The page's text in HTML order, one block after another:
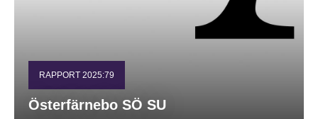
RAPPORT 2025:79
Österfärnebo SÖ SU